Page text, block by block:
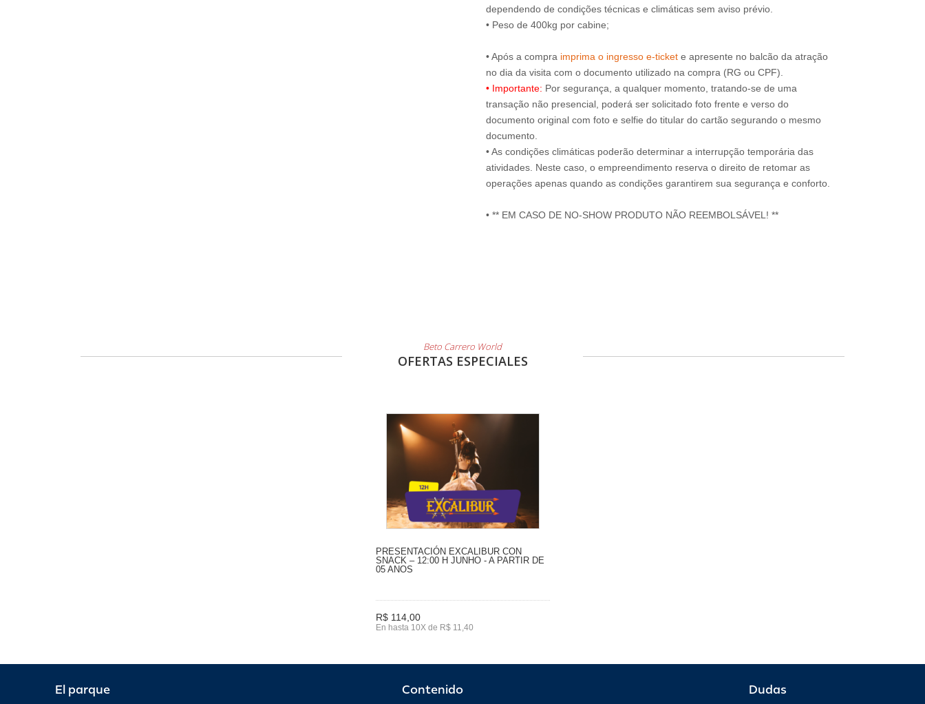
dependendo de condições técnicas e climáticas sem aviso prévio.
• Peso de 400kg por cabine;
• Após a compra imprima o ingresso e-tickete apresente no balcão da atração
• Importante: Por segurança, a qualquer momento, tratando-se de uma
transação não presencial, poderá ser solicitado foto frente e verso do
documento original com foto e selfie do titular do cartão segurando o mesmo
documento.
• As condições climáticas poderão determinar a interrupção temporária das
atividades. Neste caso, o empreendimento reserva o direito de retomar as
operações apenas quando as condições garantirem sua segurança e conforto.
• ** EM CASO DE NO-SHOW PRODUTO NÃO REEMBOLSÁVEL! **
Beto Carrero World
OFERTAS ESPECIALES
PRESENTACIÓN EXCALIBUR CON
SNACK – 12:00 H JUNHO - A PARTIR DE
05 ANOS
R$ 114,00
En hasta 10X de R$ 11,40
El parque Contenido Dudas